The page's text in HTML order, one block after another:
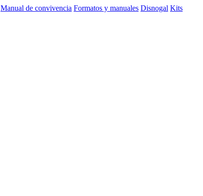
Manual de convivencia Formatos y manuales Disnogal Kits